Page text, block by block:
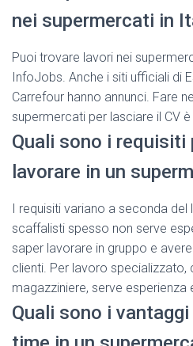
nei supermercati in
Puoi trovare lavori nei
InfoJobs. Anche i siti ufficiali di
Carrefour hanno annunci. Fare
supermercati per lasciare il CV è
Quali sono i requisiti
lavorare in un
I requisiti variano a seconda
scaffalisti spesso non serve
saper lavorare in gruppo e
clienti. Per lavoro
magazziniere, serve esperienza
Quali sono i